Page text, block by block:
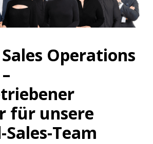
Operations
für unsere
Team